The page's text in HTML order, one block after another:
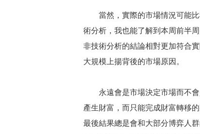
當然，實際的市場情況可能比
術分析，我也能了解到本周前半
非技術分析的結論相對更加符合
大規模上揚背後的市場原因。
永遠會是市場決定市場而不會
產生財富，而只能完成財富轉移
最後結果總是會和大部分博弈人